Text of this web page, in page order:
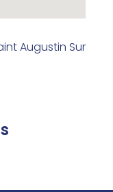
Augustin Sur